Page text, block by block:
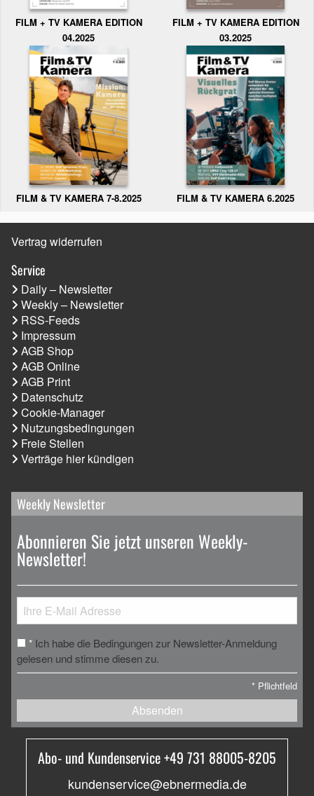
FILM + TV KAMERA EDITION
04.2025
FILM + TV KAMERA EDITION
03.2025
FILM & TV KAMERA 7-8.2025 FILM & TV KAMERA 6.2025
Vertrag widerrufen
Service
Daily – Newsletter
Weekly – Newsletter
RSS-Feeds
Impressum
AGB Shop
AGB Online
AGB Print
Datenschutz
Cookie-Manager
Nutzungsbedingungen
Freie Stellen
Verträge hier kündigen
Weekly Newsletter
Abonnieren Sie jetzt unseren Weekly-
Newsletter!
* Ich habe die Bedingungen zur Newsletter-Anmeldung
gelesen und stimme diesen zu.
* Pflichtfeld
Absenden
Abo- und Kundenservice +49 731 88005-8205
kundenservice@ebnermedia.de